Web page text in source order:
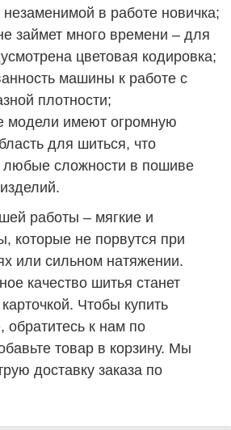
незаменимой в работе новичка;
займет много времени – для
цветовая кодировка;
машины к работе с
плотности;
модели имеют огромную
для шиться, что
любые сложности в пошиве
работы – мягкие и
которые не порвутся при
или сильном натяжении.
качество шитья станет
Чтобы купить
к нам по
товар в корзину. Мы
доставку заказа по